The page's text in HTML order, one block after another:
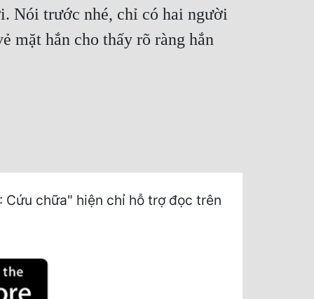
Nói trước nhé, chỉ có hai người
mặt hắn cho thấy rõ ràng hắn
Cứu chữa" hiện chỉ hỗ trợ đọc trên